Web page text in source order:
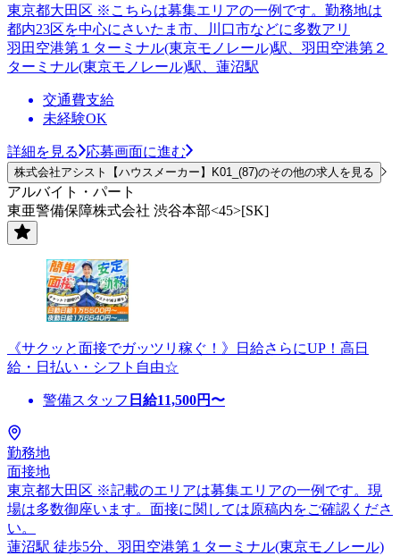
東京都大田区 ※こちらは募集エリアの一例です。勤務地は
都内23区を中心にさいたま市、川口市などに多数アリ
羽田空港第１ターミナル(東京モノレール)駅、羽田空港第２
ターミナル(東京モノレール)駅、蓮沼駅
交通費支給
未経験OK
詳細を見る 応募画面に進む
株式会社アシスト【ハウスメーカー】K01_(87)のその他の求人を見る
アルバイト・パート
東亜警備保障株式会社 渋谷本部<45>[SK]
《サクッと面接でガッツリ稼ぐ！》日給さらにUP！高日
給・日払い・シフト自由☆
警備スタッフ 日給11,500円〜
勤務地
面接地
東京都大田区 ※記載のエリアは募集エリアの一例です。現
場は多数御座います。面接に関しては原稿内をご確認くださ
い。
蓮沼駅 徒歩5分、羽田空港第１ターミナル(東京モノレール)